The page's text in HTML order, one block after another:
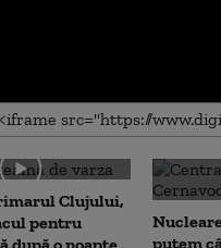
Clujului,
pentru
putem